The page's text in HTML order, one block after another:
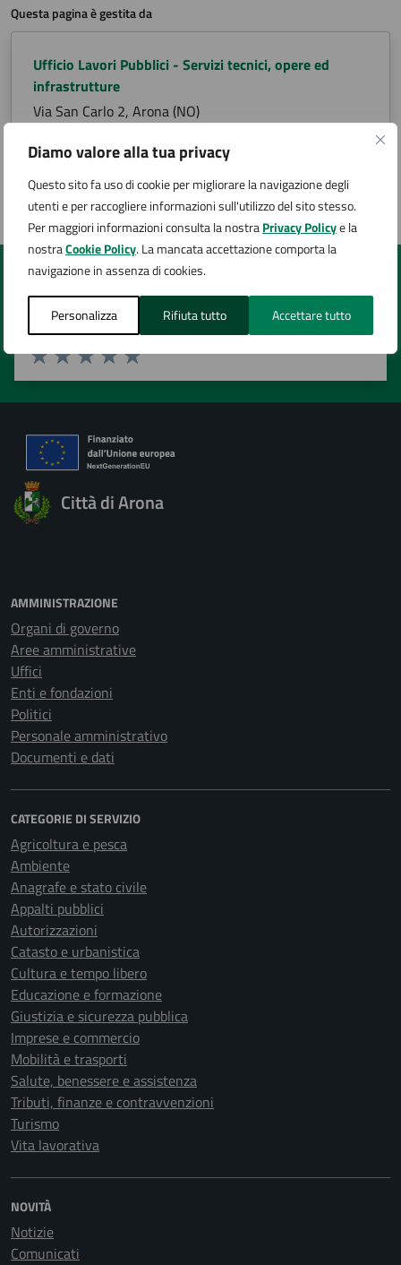
Diamo valore alla tua privacy
Questo sito fa uso di cookie per migliorare la navigazione degli
utenti e per raccogliere informazioni sull'utilizzo del sito stesso.
Per maggiori informazioni consulta la nostraPrivacy Policye la
nostraCookie Policy. La mancata accettazione comporta la
navigazione in assenza di cookies.
Personalizza Rifiuta tutto Accettare tutto
Questa pagina è gestita da
Ufficio Lavori Pubblici - Servizi tecnici, opere ed
infrastrutture
Via San Carlo 2, Arona (NO)
Ultimo aggiornamento: 07/07/2026, 16:20
Quanto sono chiare le informazioni su questa
pagina?
Valuta 5 stelle su 5
Valuta 4 stelle su 5
Valuta 3 stelle su 5
Valuta 2 stelle su 5
Valuta 1 stelle su 5
Città di Arona
Organi di governo
Aree amministrative
Uffici
Enti e fondazioni
Politici
Personale amministrativo
Documenti e dati
Agricoltura e pesca
Ambiente
Anagrafe e stato civile
Appalti pubblici
Autorizzazioni
Catasto e urbanistica
Cultura e tempo libero
Educazione e formazione
Giustizia e sicurezza pubblica
Imprese e commercio
Mobilità e trasporti
Salute, benessere e assistenza
Tributi, finanze e contravvenzioni
Turismo
Vita lavorativa
Notizie
Comunicati
Avvisi